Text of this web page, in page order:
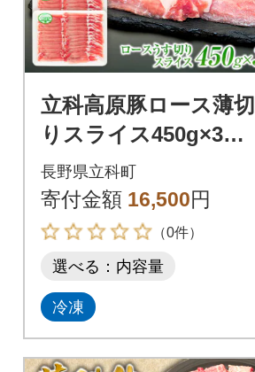
立科高原豚ロース薄切
りスライス450g×3
長野県立科町
寄付金額 16,500円
（0件）
選べる：内容量
冷凍